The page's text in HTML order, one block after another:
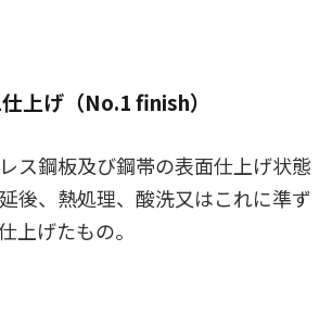
上げ（No.1 finish）
ス鋼板及び鋼帯の表面仕上げ状態
後、熱処理、酸洗又はこれに準ず
上げたもの。